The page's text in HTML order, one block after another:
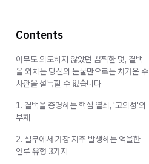
Contents
아무도 의도하지 않았던 끔찍한 덫, 결백
을 외치는 당신의 눈물만으로는 차가운 수
사관을 설득할 수 없습니다
1. 결백을 증명하는 핵심 열쇠, '고의성'의
부재
2. 실무에서 가장 자주 발생하는 억울한
연루 유형 3가지